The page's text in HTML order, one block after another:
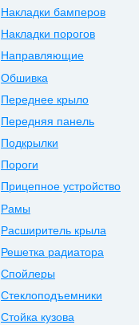
Накладки бамперов
Накладки порогов
Направляющие
Обшивка
Переднее крыло
Передняя панель
Подкрылки
Пороги
Прицепное устройство
Рамы
Расширитель крыла
Решетка радиатора
Спойлеры
Стеклоподъемники
Стойка кузова